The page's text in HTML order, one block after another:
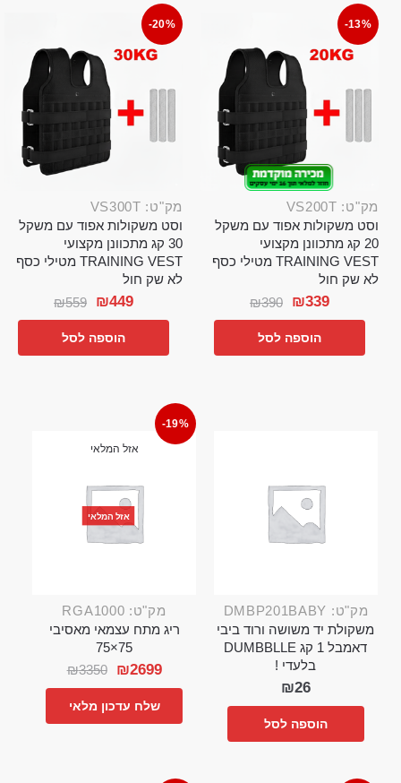
-13%
מק"ט: VS200T
וסט משקולות אפוד עם משקל
20 קג מתכוונן מקצועי
TRAINING VEST מטילי כסף
לא שק חול
₪390 ₪339
הוספה לסל
-20%
מק"ט: VS300T
וסט משקולות אפוד עם משקל
30 קג מתכוונן מקצועי
TRAINING VEST מטילי כסף
לא שק חול
₪559 ₪449
הוספה לסל
מק"ט: DMBP201BABY
משקולת יד משושה ורוד ביבי
דאמבל 1 קג DUMBBLLE
בלעדי !
₪26
הוספה לסל
-19%
אזל המלאי
אזל המלאי
מק"ט: RGA1000
ריג מתח עצמאי מאסיבי
75×75
₪3350 ₪2699
שלח עדכון מלאי